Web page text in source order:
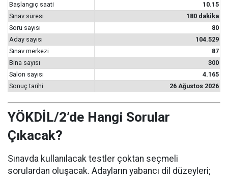
Başlangıç saati
10.15
Sınav süresi
180 dakika
Soru sayısı
80
Aday sayısı
104.529
Sınav merkezi
87
Bina sayısı
300
Salon sayısı
4.165
Sonuç tarihi
26 Ağustos 2026
YÖKDİL/2’de Hangi Sorular
Çıkacak?
Sınavda kullanılacak testler çoktan seçmeli
sorulardan oluşacak. Adayların yabancı dil düzeyleri;